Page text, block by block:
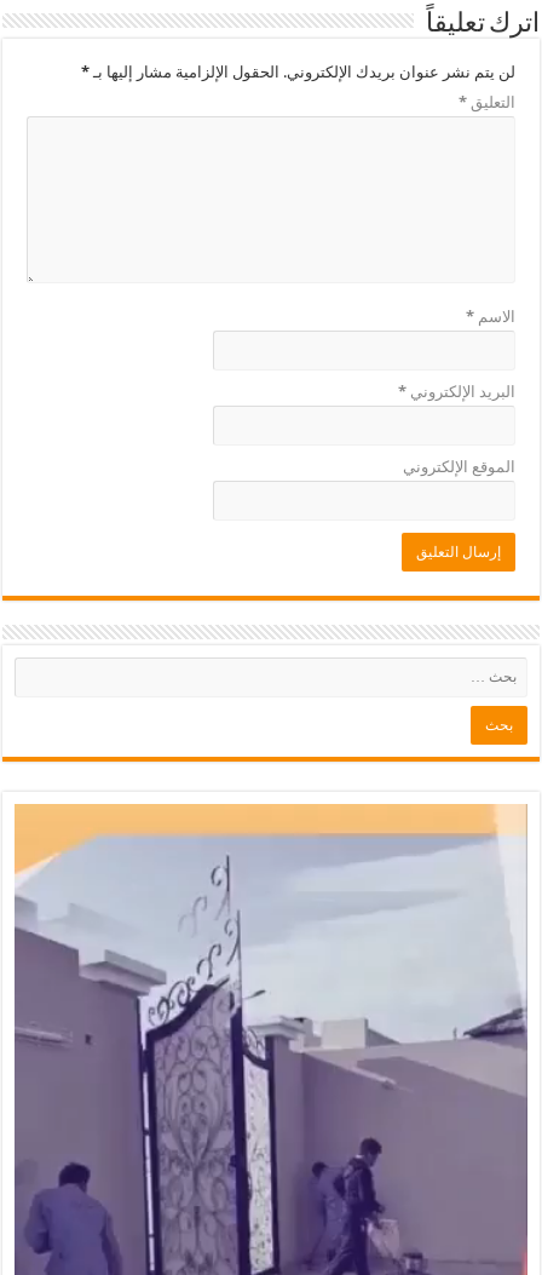
اترك تعليقاً
لن يتم نشر عنوان بريدك الإلكتروني. الحقول الإلزامية مشار إليها بـ*
التعليق*
الاسم*
البريد الإلكتروني*
الموقع الإلكتروني